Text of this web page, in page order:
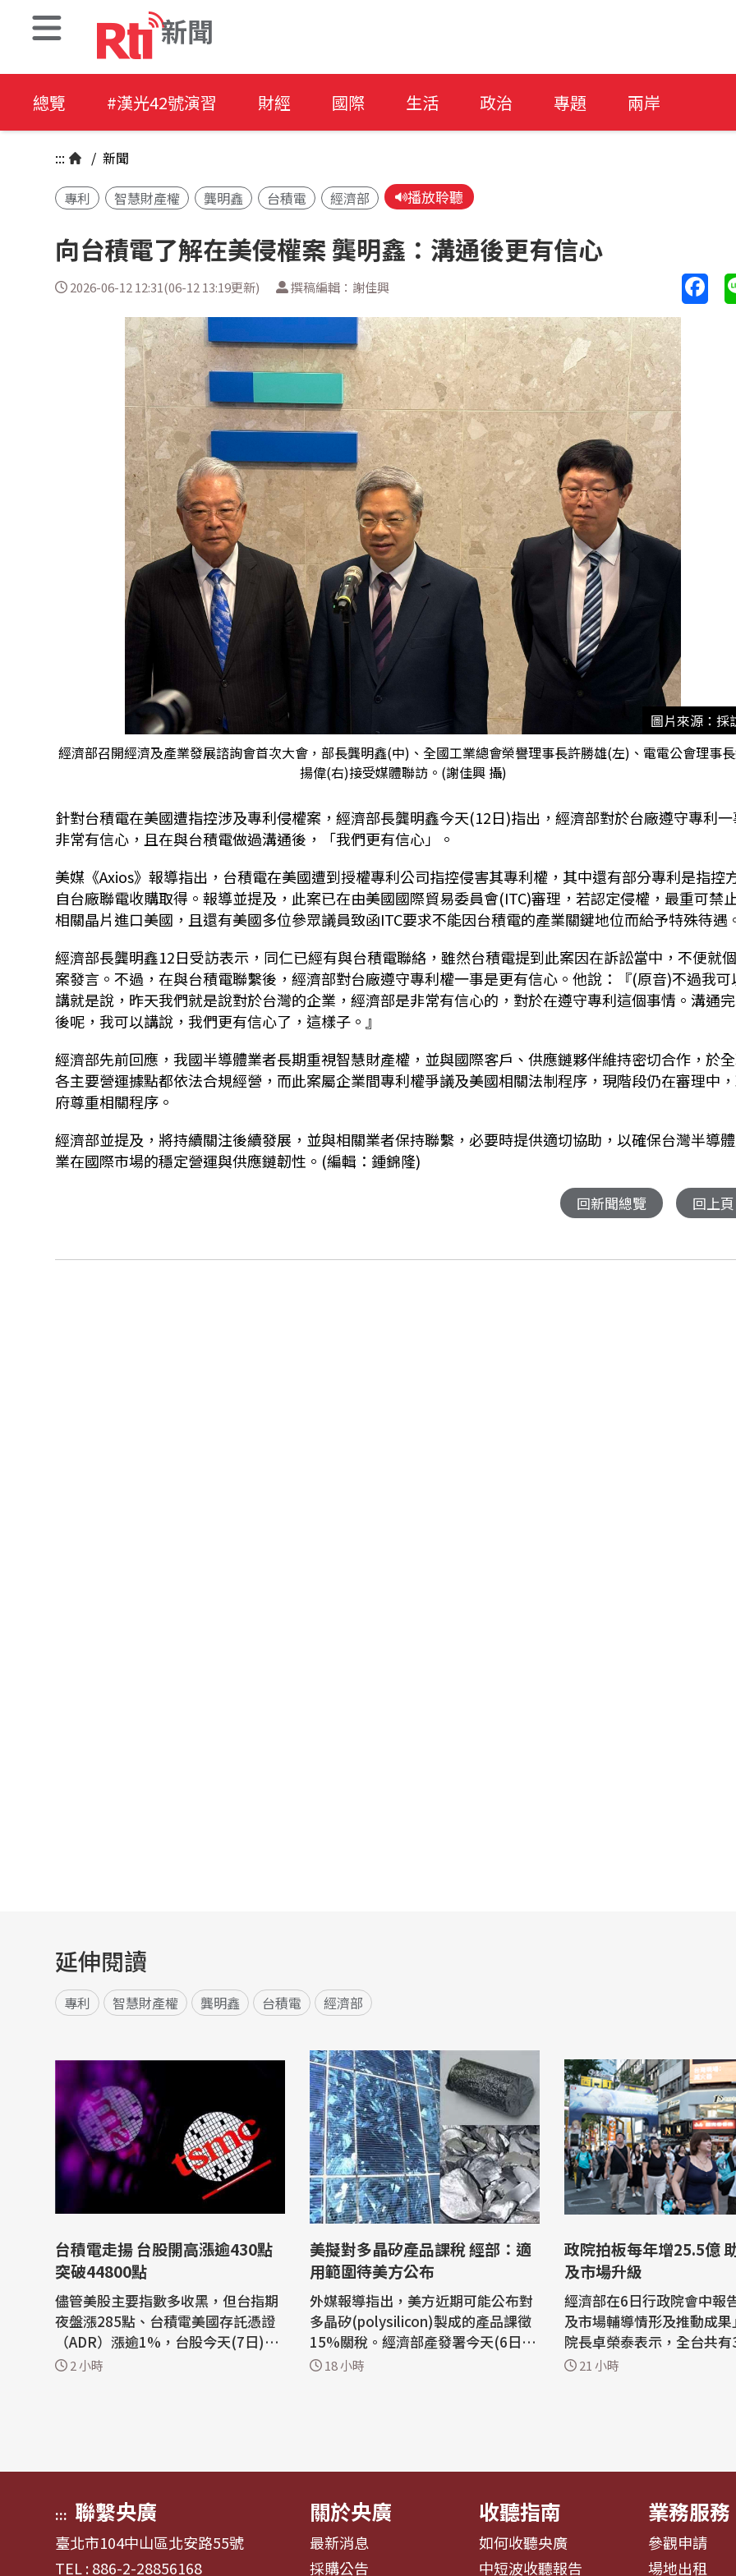
新聞
總覽 #漢光42號演習 財經 國際 生活 政治 專題 兩岸
::: / 新聞
專利 智慧財產權 龔明鑫 台積電 經濟部 播放聆聽
向台積電了解在美侵權案 龔明鑫：溝通後更有信心
2026-06-12 12:31(06-12 13:19更新) 撰稿編輯：謝佳興
圖片來源：採
經濟部召開經濟及產業發展諮詢會首次大會，部長龔明鑫(中)、全國工業總會榮譽理事長許勝雄(左)、電電公會理事
揚偉(右)接受媒體聯訪。(謝佳興 攝)
針對台積電在美國遭指控涉及專利侵權案，經濟部長龔明鑫今天(12日)指出，經濟部對於台廠遵守專利
非常有信心，且在與台積電做過溝通後，「我們更有信心」。
美媒《Axios》報導指出，台積電在美國遭到授權專利公司指控侵害其專利權，其中還有部分專利是指控
自台廠聯電收購取得。報導並提及，此案已在由美國國際貿易委員會(ITC)審理，若認定侵權，最重可禁
相關晶片進口美國，且還有美國多位參眾議員致函ITC要求不能因台積電的產業關鍵地位而給予特殊待遇
經濟部長龔明鑫12日受訪表示，同仁已經有與台積電聯絡，雖然台積電提到此案因在訴訟當中，不便就
案發言。不過，在與台積電聯繫後，經濟部對台廠遵守專利權一事是更有信心。他說：『(原音)不過我可
講就是說，昨天我們就是說對於台灣的企業，經濟部是非常有信心的，對於在遵守專利這個事情。溝通
後呢，我可以講說，我們更有信心了，這樣子。』
經濟部先前回應，我國半導體業者長期重視智慧財產權，並與國際客戶、供應鏈夥伴維持密切合作，於
各主要營運據點都依法合規經營，而此案屬企業間專利權爭議及美國相關法制程序，現階段仍在審理中
府尊重相關程序。
經濟部並提及，將持續關注後續發展，並與相關業者保持聯繫，必要時提供適切協助，以確保台灣半導
業在國際市場的穩定營運與供應鏈韌性。(編輯：鍾錦隆)
回新聞總覽 回上頁
延伸閱讀
專利 智慧財產權 龔明鑫 台積電 經濟部
台積電走揚 台股開高漲逾430點
突破44800點
儘管美股主要指數多收黑，但台指期
夜盤漲285點、台積電美國存託憑證
（ADR）漲逾1%，台股今天(7日)開
高上漲逾430點，早盤最高衝上4482
2 小時
美擬對多晶矽產品課稅 經部：適
用範圍待美方公布
外媒報導指出，美方近期可能公布對
多晶矽(polysilicon)製成的產品課徵
15%關稅。經濟部產發署今天(6日)
傍晚回應，依照外媒揭露資訊，此項
18 小時
政院拍板每年增25.5億
及市場升級
經濟部在6日行政院會中報
及市場輔導情形及推動成
院長卓榮泰表示，全台共
圈及1,030處市場、夜市，
21 小時
::: 聯繫央廣
臺北市104中山區北安路55號
TEL : 886-2-28856168
關於央廣
最新消息
採購公告
收聽指南
如何收聽央廣
中短波收聽報告
業務服務
參觀申請
場地出租